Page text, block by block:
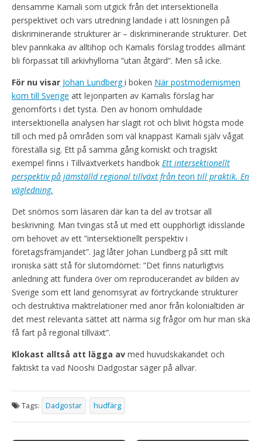
densamme Kamali som utgick från det intersektionella
perspektivet och vars utredning landade i att lösningen på
diskriminerande strukturer är – diskriminerande strukturer. Det
blev pannkaka av alltihop och Kamalis förslag troddes allmänt
bli förpassat till arkivhyllorna ”utan åtgärd”. Men så icke.
För nu visar Johan Lundbergi boken När postmodernismen
kom till Sverige att lejonparten av Kamalis förslag har
genomförts i det tysta. Den av honom omhuldade
intersektionella analysen har slagit rot och blivit högsta mode
till och med på områden som väl knappast Kamali själv vågat
föreställa sig. Ett på samma gång komiskt och tragiskt
exempel finns i Tillväxtverkets handbok Ett intersektionellt
perspektiv på jämställd regional tillväxt från teori till praktik. En
vägledning.
Det snömos som läsaren där kan ta del av trotsar all
beskrivning. Man tvingas stå ut med ett oupphörligt idisslande
om behovet av ett ”intersektionellt perspektiv i
företagsfrämjandet”. Jag låter Johan Lundberg på sitt milt
ironiska sätt stå för slutomdömet: ”Det finns naturligtvis
anledning att fundera över om reproducerandet av bilden av
Sverige som ett land genomsyrat av förtryckande strukturer
och destruktiva maktrelationer med anor från kolonialtiden är
det mest relevanta sättet att närma sig frågor om hur man ska
få fart på regional tillväxt”.
Klokast alltså att lägga av med huvudskakandet och
faktiskt ta vad Nooshi Dadgostar säger på allvar.
Tags: Dadgostar hudfärg